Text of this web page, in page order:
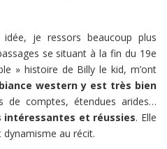
je ressors beaucoup plus
se situant à la fin du 19e
» histoire de Billy le kid, m’ont
western y est très bien
de comptes, étendues arides…
et réussies. Elle
au récit.